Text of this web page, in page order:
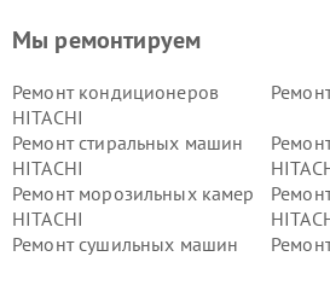
Мы ремонтируем
Ремонт кондиционеров
HITACHI
Ремонт стиральных машин
HITACHI
Ремонт морозильных камер
HITACHI
Ремонт сушильных машин